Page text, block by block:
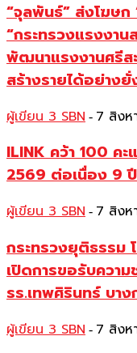
“จุลพันธ์” ส่งโฆษ
“กระทรวงแรงงาน
พัฒนาแรงงานศรีส
สร้างรายได้อย่าง
ผู้เขียน 3 SBN - 7 สิงห
ILINK คว้า 100 ค
2569 ต่อเนื่อง 9
ผู้เขียน 3 SBN - 7 สิงห
กระทรวงยุติธรรม
เปิดการขอรับควา
รร.เทพศิรินทร์ บา
ผู้เขียน 3 SBN - 7 สิงห